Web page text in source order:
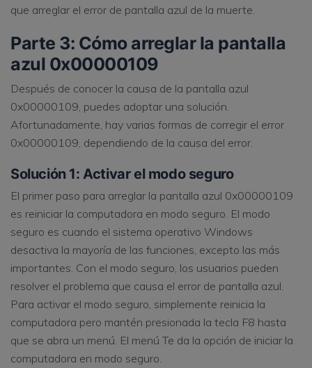
que arreglar el error de pantalla azul de la muerte.
Parte 3: Cómo arreglar la pantalla
azul 0x00000109
Después de conocer la causa de la pantalla azul
0x00000109, puedes adoptar una solución.
Afortunadamente, hay varias formas de corregir el error
0x00000109, dependiendo de la causa del error.
Solución 1: Activar el modo seguro
El primer paso para arreglar la pantalla azul 0x00000109
es reiniciar la computadora en modo seguro. El modo
seguro es cuando el sistema operativo Windows
desactiva la mayoría de las funciones, excepto las más
importantes. Con el modo seguro, los usuarios pueden
resolver el problema que causa el error de pantalla azul.
Para activar el modo seguro, simplemente reinicia la
computadora pero mantén presionada la tecla F8 hasta
que se abra un menú. El menú Te da la opción de iniciar la
computadora en modo seguro.